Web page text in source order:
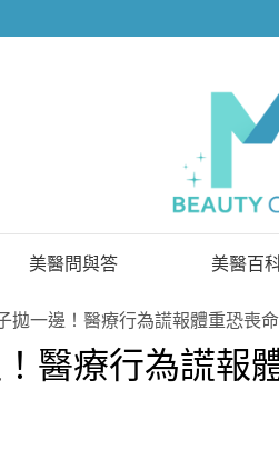
美醫問與答
已解決問題
待解決問題
美醫百
拋一邊！醫療行為謊報體重恐喪命
醫療行為謊報